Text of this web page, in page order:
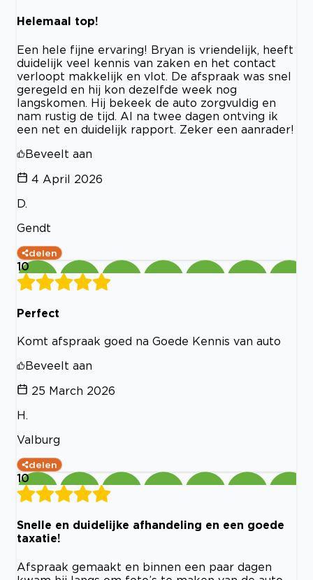
Helemaal top!
Een hele fijne ervaring! Bryan is vriendelijk, heeft
duidelijk veel kennis van zaken en het contact
verloopt makkelijk en vlot. De afspraak was snel
geregeld en hij kon dezelfde week nog
langskomen. Hij bekeek de auto zorgvuldig en
nam rustig de tijd. Al na twee dagen ontving ik
een net en duidelijk rapport. Zeker een aanrader!
Beveelt aan
4 April 2026
D.
Gendt
delen
10
Perfect
Komt afspraak goed na Goede Kennis van auto
Beveelt aan
25 March 2026
H.
Valburg
delen
10
Snelle en duidelijke afhandeling en een goede
taxatie!
Afspraak gemaakt en binnen een paar dagen